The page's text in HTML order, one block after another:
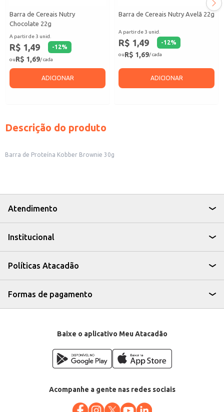
Barra de Cereais Nutry
Chocolate 22g
A partir de 3 unid.
R$ 1,49 -12%
ouR$ 1,69/ cada
ADICIONAR
Barra de Cereais Nutry Avelã 22g
A partir de 3 unid.
R$ 1,49 -12%
ouR$ 1,69/ cada
ADICIONAR
Descrição do produto
Barra de Proteína Kobber Brownie 30g
Atendimento
Institucional
Políticas Atacadão
Formas de pagamento
Baixe o aplicativo Meu Atacadão
Acompanhe a gente nas redes sociais